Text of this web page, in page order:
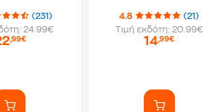
(231)
24.99€
,99€
4.8
(21)
Τιμή εκδότη: 20.99€
14,99€